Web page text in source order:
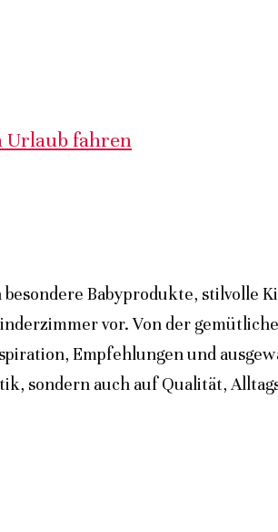
Urlaub fahren
Babyprodukte, stilvolle
vor. Von der
Empfehlungen und
sondern auch auf Qualität,